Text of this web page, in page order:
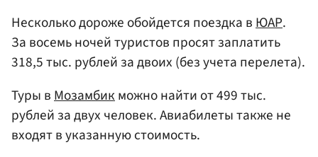
Несколько дороже обойдется поездка в ЮАР.
За восемь ночей туристов просят заплатить
318,5 тыс. рублей за двоих (без учета перелета).
Туры вМозамбикможно найти от 499 тыс.
рублей за двух человек. Авиабилеты также не
входят в указанную стоимость.